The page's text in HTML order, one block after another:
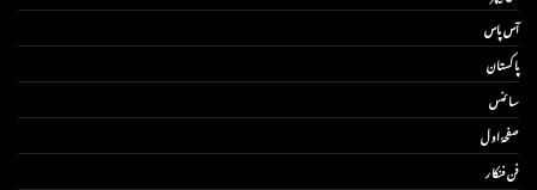
آس پاس
پاکستان
سائنس
صفحۂ اول
فن فنکار